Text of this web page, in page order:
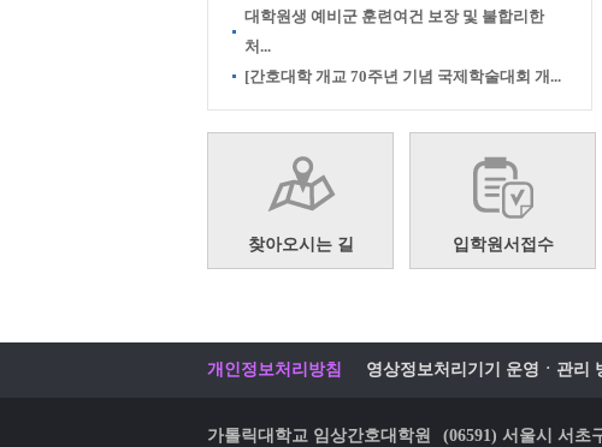
대학원생 예비군 훈련여건 보장 및 불합리한
처...
[간호대학 개교 70주년 기념 국제학술대회 개...
찾아오시는 길 입학원서접수
개인정보처리방침 영상정보처리기기 운영ㆍ관리
가톨릭대학교 임상간호대학원 (06591) 서울시 서초